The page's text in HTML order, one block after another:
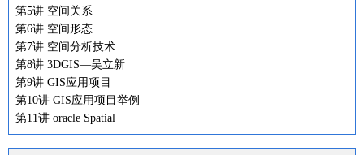
第5讲 空间关系
第6讲 空间形态
第7讲 空间分析技术
第8讲 3DGIS—吴立新
第9讲 GIS应用项目
第10讲 GIS应用项目举例
第11讲 oracle Spatial